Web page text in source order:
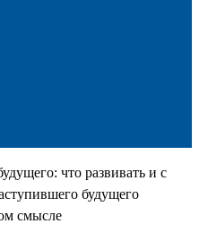
что развивать и с
будущего
смысле